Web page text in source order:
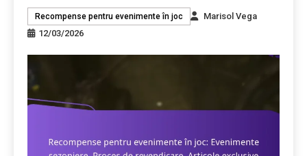
Recompense pentru evenimente în joc
Marisol Vega
12/03/2026